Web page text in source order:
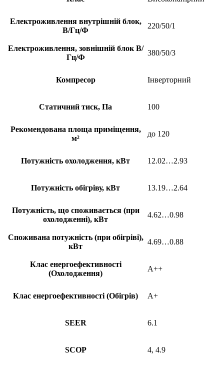
Електроживлення внутрішній блок,
В/Гц/Ф
220/50/1
Електроживлення, зовнішній блок В/
Гц/Ф
380/50/3
Компресор Інверторний
Статичний тиск, Па 100
Рекомендована площа приміщення,
м²
до 120
Потужність охолодження, кВт 12.02…2.93
Потужність обігріву, кВт 13.19…2.64
Потужність, що споживається (при
охолодженні), кВт
4.62…0.98
Споживана потужність (при обігріві),
кВт
4.69…0.88
Клас енергоефективності
(Охолодження)
A++
Клас енергоефективності (Обігрів) A+
SEER 6.1
SCOP 4, 4.9